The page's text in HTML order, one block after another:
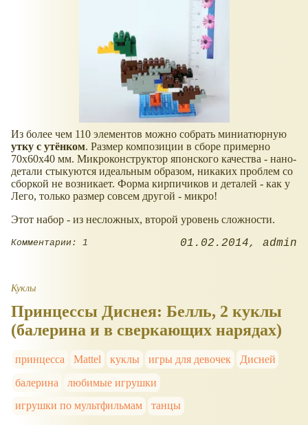
Из более чем 110 элементов можно собрать миниатюрную
утку с утёнком. Размер композиции в сборе примерно
70х60х40 мм. Микроконструктор японского качества - нано-
детали стыкуются идеальным образом, никаких проблем со
сборкой не возникает. Форма кирпичиков и деталей - как у
Лего, только размер совсем другой - микро!
Этот набор - из несложных, второй уровень сложности.
Комментарии: 1 01.02.2014 admin
Куклы
Принцессы Диснея: Белль, 2 куклы
(балерина и в сверкающих нарядах)
принцесса Mattel куклы игры для девочек
Дисней
балерина
любимые игрушки
игрушки по мультфильмам
танцы